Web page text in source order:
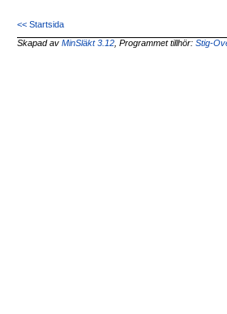
<< Startsida
Skapad avMinSläkt 3.12 , Programmet tillhör:Stig-